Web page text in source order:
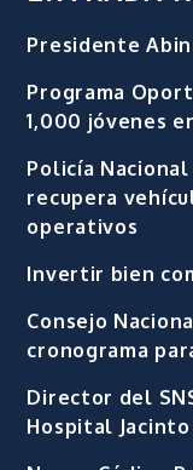
Presidente
Programa
1,000 jóvenes
Policía Nacional
recupera
operativos
Invertir bien
Consejo
cronograma
Director del
Hospital